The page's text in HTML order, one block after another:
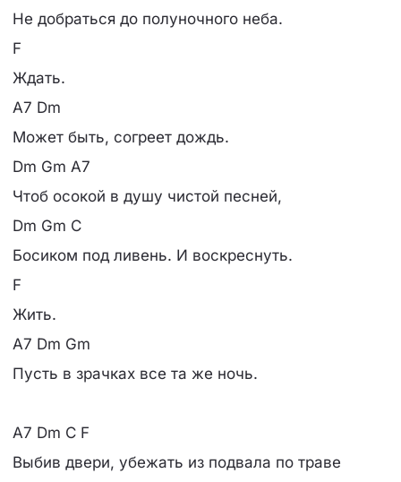
Не добраться до полуночного неба.
F
Ждать.
A7 Dm
Может быть, согреет дождь.
Dm Gm A7
Чтоб осокой в душу чистой песней,
Dm Gm C
Босиком под ливень. И воскреснуть.
F
Жить.
A7 Dm Gm
Пусть в зрачках все та же ночь.
A7 Dm C F
Выбив двери, убежать из подвала по траве